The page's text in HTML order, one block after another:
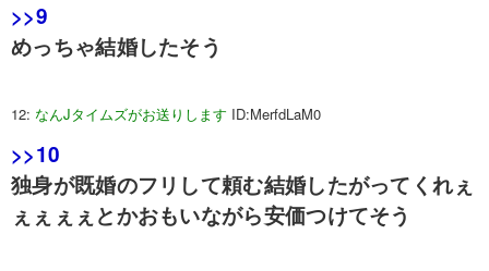
>>9
めっちゃ結婚したそう
12: なんJタイムズがお送りします ID:MerfdLaM0
>>10
独身が既婚のフリして頼む結婚したがってくれぇ
ぇぇぇぇとかおもいながら安価つけてそう